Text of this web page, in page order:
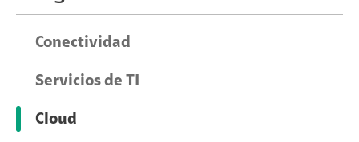
Conectividad
Servicios de TI
Cloud